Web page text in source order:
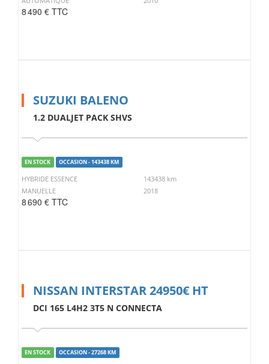
8 490 € TTC
SUZUKI BALENO
1.2 DUALJET PACK SHVS
EN STOCK OCCASION - 143438 KM
HYBRIDE ESSENCE
143438 km
MANUELLE
2018
8 690 € TTC
NISSAN INTERSTAR 24950€ HT
DCI 165 L4H2 3T5 N CONNECTA
EN STOCK OCCASION - 27268 KM